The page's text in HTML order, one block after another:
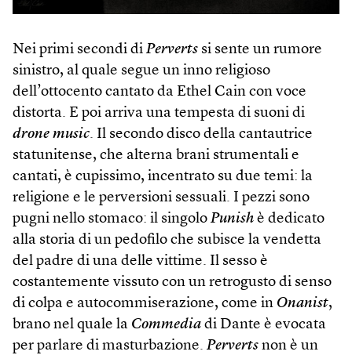
Nei primi secondi di Perverts si sente un rumore
sinistro, al quale segue un inno religioso
dell’ottocento cantato da Ethel Cain con voce
distorta. E poi arriva una tempesta di suoni di
drone music. Il secondo disco della cantautrice
statunitense, che alterna brani strumentali e
cantati, è cupissimo, incentrato su due temi: la
religione e le perversioni sessuali. I pezzi sono
pugni nello stomaco: il singolo Punish è dedicato
alla storia di un pedofilo che subisce la vendetta
del padre di una delle vittime. Il sesso è
costantemente vissuto con un retrogusto di senso
di colpa e autocommiserazione, come in Onanist,
brano nel quale la Commedia di Dante è evocata
per parlare di masturbazione. Perverts non è un